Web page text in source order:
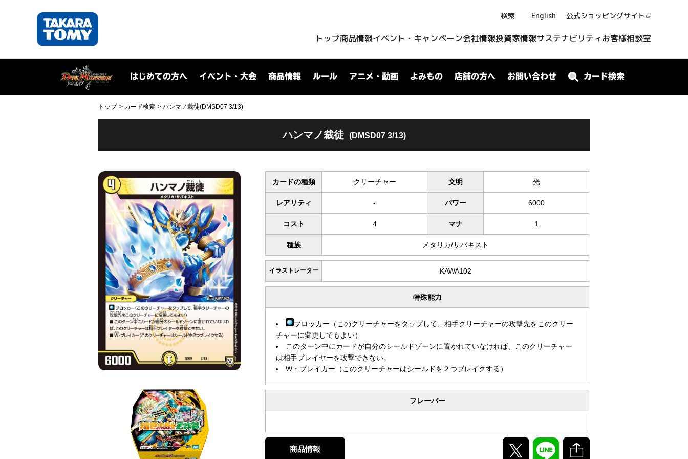
検索 English 公式ショッピングサイト
トップ商品情報イベント・キャンペーン会社情報投資家情報サステナビリティお客様相談室
はじめての方へ イベント・大会 商品情報 ルール アニメ・動画 よみもの 店舗の方へ お問い合わせ カード検索
トップ カード検索 ハンマノ裁徒(DMSD07 3/13)
ハンマノ裁徒 (DMSD07 3/13)
カードの種類 クリーチャー 文明 光
レアリティ - パワー 6000
コスト 4 マナ 1
種族 メタリカ/サバキスト
イラストレーター KAWA102
特殊能力
ブロッカー（このクリーチャーをタップして、相手クリーチャーの攻撃先をこのクリー
チャーに変更してもよい）
このターン中にカードが自分のシールドゾーンに置かれていなければ、このクリーチャー
は相手プレイヤーを攻撃できない。
W・ブレイカー（このクリーチャーはシールドを２つブレイクする）
フレーバー
商品情報